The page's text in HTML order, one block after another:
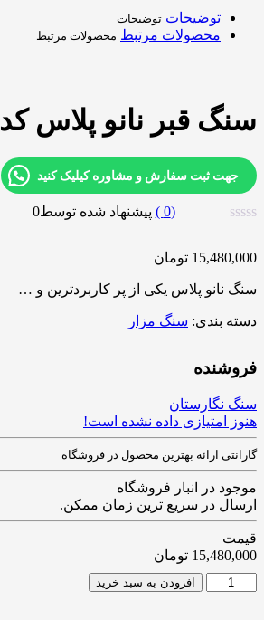
توضیحات توضیحات
محصولات مرتبط محصولات مرتبط
سنگ قبر نانو پلاس کد 177
جهت ثبت سفارش و مشاوره کیلیک کنید
‏‫(
0
) پیشنهاد شده توسط0
15,480,000 تومان
سنگ نانو پلاس یکی از پر کاربردترین و …
دسته بندی: سنگ مزار
فروشنده
سنگ نگارستان
هنوز امتیازی داده نشده است!
گارانتی ارائه بهترین محصول در فروشگاه
موجود در انبار فروشگاه
ارسال در سریع ترین زمان ممکن.
قیمت
15,480,000 تومان
افزودن به سبد خرید